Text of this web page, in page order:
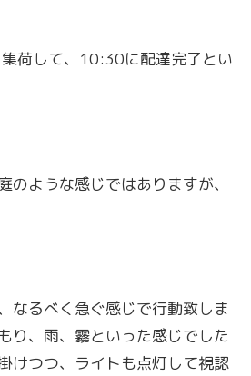
荷して、10:30に配達完了とい
のような感じではありますが、
なるべく急ぐ感じで行動致しま
り、雨、霧といった感じでした
けつつ、ライトも点灯して視認